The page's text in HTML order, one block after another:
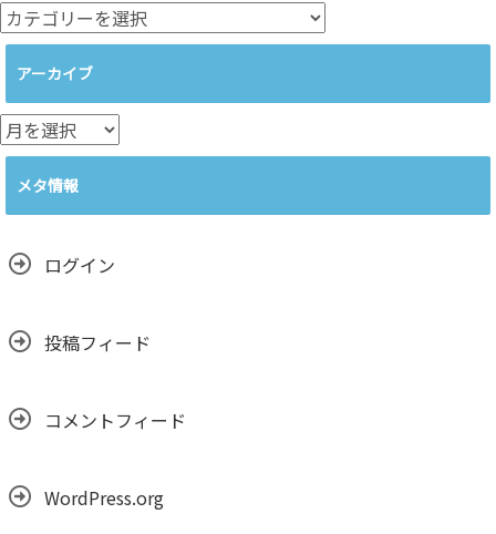
カ
テ
リ
ー
アーカイブ
ア
ー
イ
メタ情報
ログイン
投稿フィード
コメントフィード
WordPress.org